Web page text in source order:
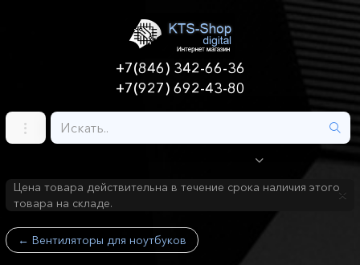
+7(846) 342-66-36
+7(927) 692-43-80
Цена товара действительна в течение срока наличия этого
товара на складе.
← Вентиляторы для ноутбуков